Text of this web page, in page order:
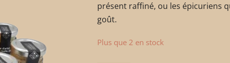
présent raffiné, ou les épicuriens
goût.
Plus que 2 en stock